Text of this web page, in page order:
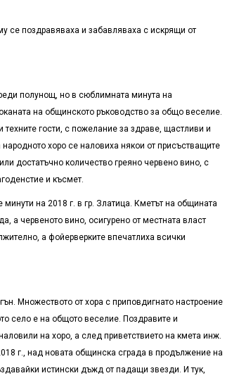
се поздравяваха и забавляваха с искрящи от
полунощ, но в сюблимната минута на
на общинското ръководство за общо веселие.
гости, с пожелание за здраве, щастливи и
хоро се наловиха някои от присъстващите
достатъчно количество греяно червено вино, с
и късмет.
на 2018 г. в гр. Златица. Кметът на общината
а червеното вино, осигурено от местната власт
а фойерверките впечатлиха всички
Множеството от хора с приповдигнато настроение
село е на общото веселие. Поздравите и
на хоро, а след приветствието на кмета инж.
г., над новата общинска сграда в продължение на
истински дъжд от падащи звезди. И тук,